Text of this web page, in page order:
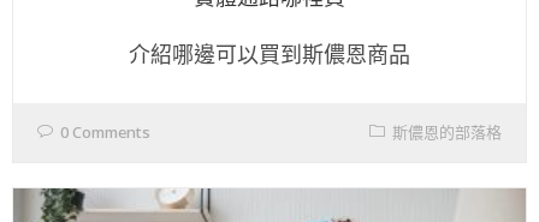
介紹哪邊可以買到斯儂恩商品
0 Comments 斯儂恩的部落格